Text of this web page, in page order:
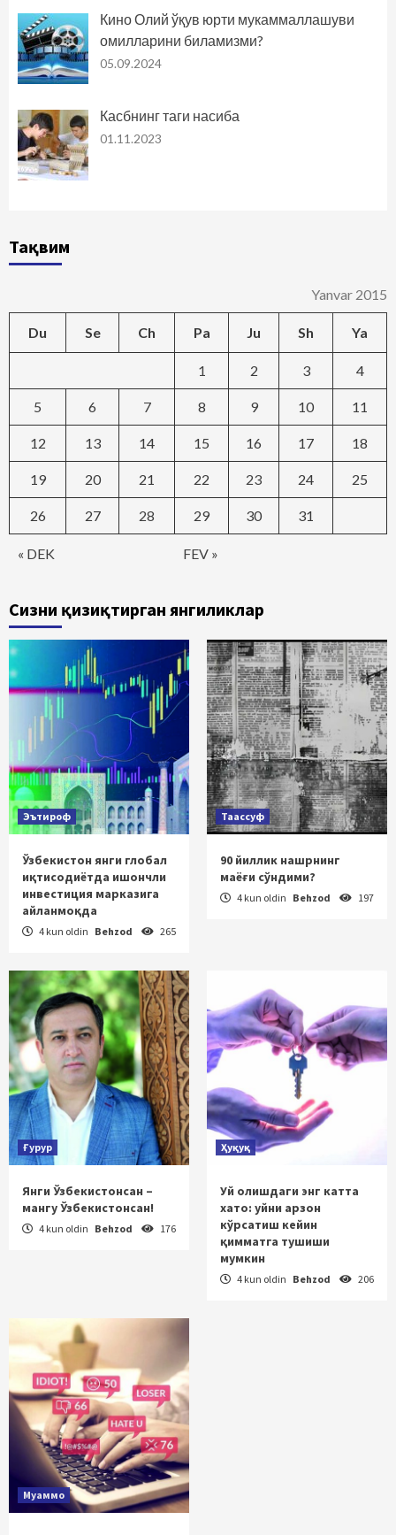
Кино Олий ўқув юрти мукаммаллашуви
омилларини биламизми?
05.09.2024
Касбнинг таги насиба
01.11.2023
Тақвим
Yanvar 2015
Du Se Ch Pa Ju Sh Ya
« DEK FEV »
1 2 3 4
5 6 7 8 9 10 11
12 13 14 15 16 17 18
19 20 21 22 23 24 25
26 27 28 29 30 31
Сизни қизиқтирган янгиликлар
Эътироф
Ўзбекистон янги глобал
иқтисодиётда ишончли
инвестиция марказига
айланмоқда
4 kun oldin Behzod 265
Таассуф
90 йиллик нашрнинг
маёғи сўндими?
4 kun oldin Behzod 197
Ғурур
Янги Ўзбекистонсан –
мангу Ўзбекистонсан!
4 kun oldin Behzod 176
Ҳуқуқ
Уй олишдаги энг катта
хато: уйни арзон
кўрсатиш кейин
қимматга тушиши
мумкин
4 kun oldin Behzod 206
Муаммо